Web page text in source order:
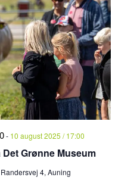
Grønne Museum
- 10 august 2025 / 17:00
Randersvej 4, Auning